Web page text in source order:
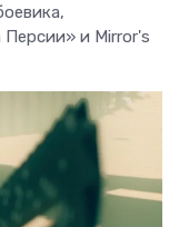
и Mirror's